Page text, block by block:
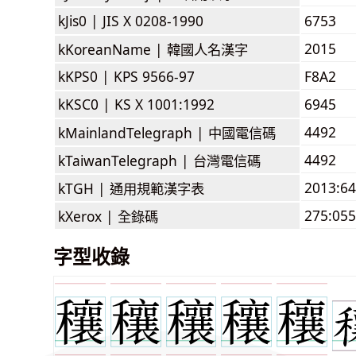
kJis0 | JIS X 0208-1990
6753
kKoreanName | 韓國人名漢字
2015
kKPS0 | KPS 9566-97
F8A2
kKSC0 | KS X 1001:1992
6945
kMainlandTelegraph | 中國電信碼
4492
kTaiwanTelegraph | 台灣電信碼
4492
kTGH | 通用規範漢字表
kXerox | 全錄碼 275:055
字型收錄